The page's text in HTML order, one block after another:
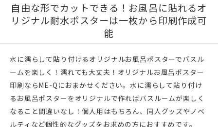
自由な形でカットできる！お風呂に貼れるオ
リジナル耐水ポスターは一枚から印刷作成可
能
水に濡らして貼り付けるオリジナルお風呂ポスターでバスル
ームを楽しく！濡れても大丈夫！オリジナルお風呂ポスター
印刷ならME-Qにおまかせください。水に濡らして貼り付け
るお風呂ポスターをオリジナルで作ればバスルームが楽しく
なること間違いなし！個人用はもちろん、同人グッズやノベ
ルティなど個性的なグッズをお求めの方におすすめです。